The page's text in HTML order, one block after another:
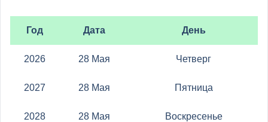
Год Дата День
2026 28 Мая Четверг
2027 28 Мая Пятница
2028 28 Мая Воскресенье